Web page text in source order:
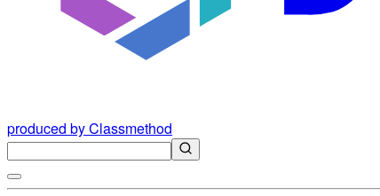
produced by Classmethod